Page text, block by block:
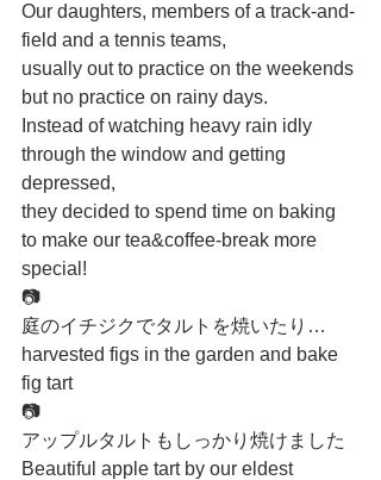
Our daughters, members of a track-and-
field and a tennis teams,
usually out to practice on the weekends
but no practice on rainy days.
Instead of watching heavy rain idly
through the window and getting
depressed,
they decided to spend time on baking
to make our tea&coffee-break more
special!
📷
庭のイチジクでタルトを焼いたり…
harvested figs in the garden and bake
fig tart
📷
アップルタルトもしっかり焼けました
Beautiful apple tart by our eldest